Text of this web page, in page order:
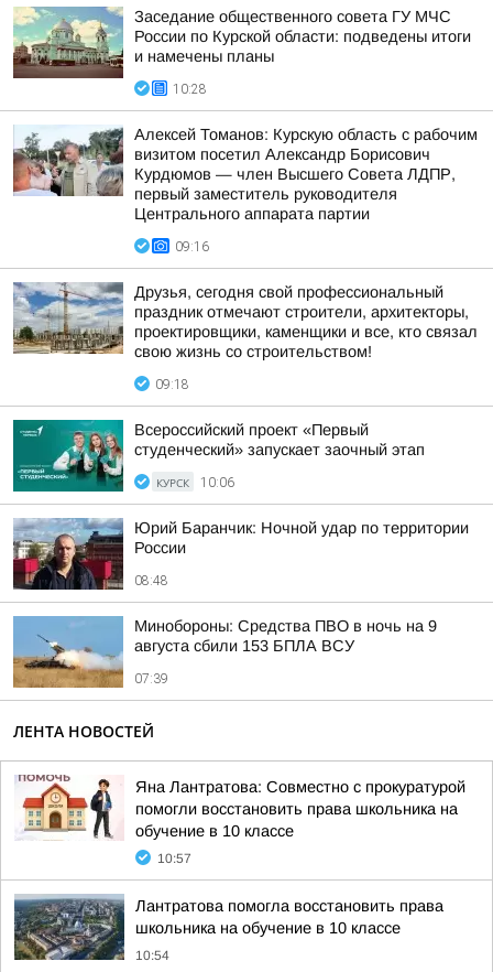
Заседание общественного совета ГУ МЧС
России по Курской области: подведены итоги
и намечены планы
10:28
Алексей Томанов: Курскую область с рабочим
визитом посетил Александр Борисович
Курдюмов — член Высшего Совета ЛДПР,
первый заместитель руководителя
Центрального аппарата партии
09:16
Друзья, сегодня свой профессиональный
праздник отмечают строители, архитекторы,
проектировщики, каменщики и все, кто связал
свою жизнь со строительством!
09:18
Всероссийский проект «Первый
студенческий» запускает заочный этап
КУРСК 10:06
Юрий Баранчик: Ночной удар по территории
России
08:48
Минобороны: Средства ПВО в ночь на 9
августа сбили 153 БПЛА ВСУ
07:39
ЛЕНТА НОВОСТЕЙ
Яна Лантратова: Совместно с прокуратурой
помогли восстановить права школьника на
обучение в 10 классе
10:57
Лантратова помогла восстановить права
школьника на обучение в 10 классе
10:54